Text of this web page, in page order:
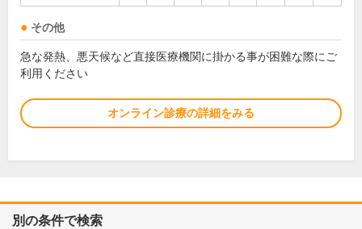
その他
急な発熱、悪天候など直接医療機関に掛かる事が困難な際にご
利用ください
オンライン診療の詳細をみる
別の条件で検索